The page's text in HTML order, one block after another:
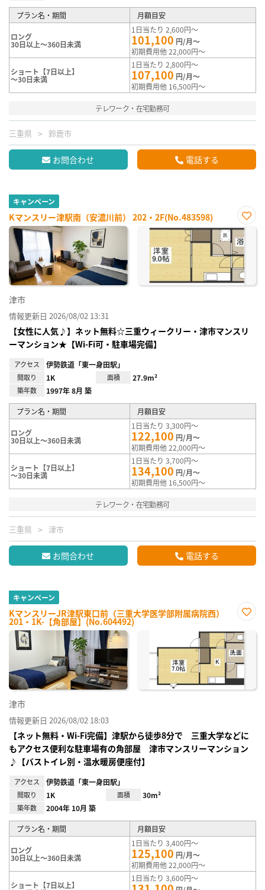
プラン名・期間 月額目安
ロング
30日以上～360日未満
1日当たり 2,600円～
101,100 円/月～
初期費用他 22,000円～
ショート【7日以上】
～30日未満
1日当たり 2,800円～
107,100 円/月～
初期費用他 16,500円～
テレワーク・在宅勤務可
三重県 鈴鹿市
お問合わせ 電話する
キャンペーン
Kマンスリー津駅南（安濃川前） 202・2F(No.483598)
お気
に入
り登
録
津市
情報更新日 2026/08/02 13:31
【女性に人気♪】ネット無料☆三重ウィークリー・津市マンスリ
ーマンション★【Wi-Fi可・駐車場完備】
アクセス 伊勢鉄道「東一身田駅」
間取り 1K 面積 27.9m²
築年数 1997年 8月 築
プラン名・期間 月額目安
ロング
30日以上～360日未満
1日当たり 3,300円～
122,100 円/月～
初期費用他 22,000円～
ショート【7日以上】
～30日未満
1日当たり 3,700円～
134,100 円/月～
初期費用他 16,500円～
テレワーク・在宅勤務可
三重県 津市
お問合わせ 電話する
キャンペーン
KマンスリーJR津駅東口前（三重大学医学部附属病院西）
201・1K-【角部屋】(No.604492)
に入
り登
録
津市
情報更新日 2026/08/02 18:03
【ネット無料・Wi-Fi完備】津駅から徒歩8分で 三重大学などに
もアクセス便利な駐車場有の角部屋 津市マンスリーマンション
♪【バストイレ別・温水暖房便座付】
アクセス 伊勢鉄道「東一身田駅」
間取り 1K 面積 30m²
築年数 2004年 10月 築
プラン名・期間 月額目安
ロング
30日以上～360日未満
1日当たり 3,400円～
125,100 円/月～
初期費用他 22,000円～
ショート【7日以上】
1日当たり 3,600円～